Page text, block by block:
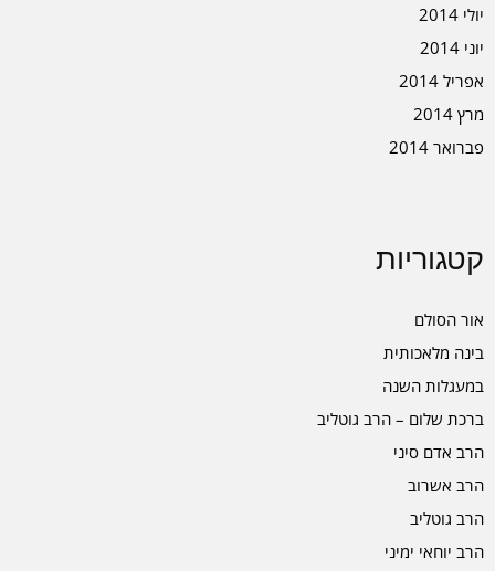
יולי 2014
יוני 2014
אפריל 2014
מרץ 2014
פברואר 2014
קטגוריות
אור הסולם
בינה מלאכותית
במעגלות השנה
ברכת שלום – הרב גוטליב
הרב אדם סיני
הרב אשרוב
הרב גוטליב
הרב יוחאי ימיני